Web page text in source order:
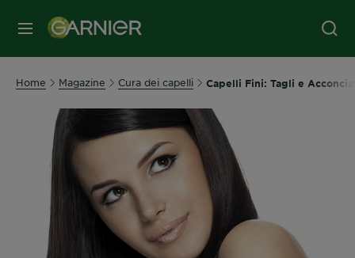
MENU
Home Magazine Cura dei capelli Capelli Fini: Tagli e